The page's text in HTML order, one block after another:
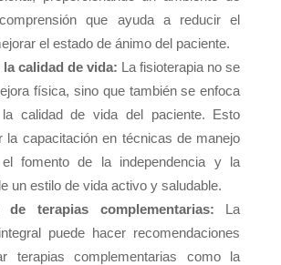
que ayuda a reducir el
el estado de ánimo del paciente.
calidad de vida: La fisioterapia no se
física, sino que también se enfoca
calidad de vida del paciente. Esto
la capacitación en técnicas de manejo
fomento de la independencia y la
un estilo de vida activo y saludable.
de terapias complementarias: La
puede hacer recomendaciones
terapias complementarias como la